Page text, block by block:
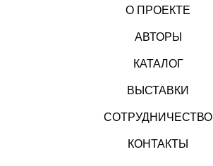
О ПРОЕКТЕ
АВТОРЫ
КАТАЛОГ
ВЫСТАВКИ
СОТРУДНИЧЕСТВО
КОНТАКТЫ